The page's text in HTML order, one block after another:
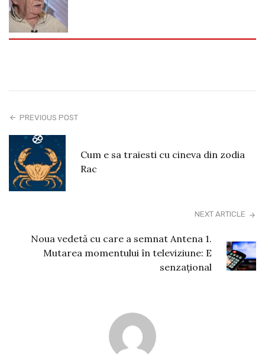
PREVIOUS POST
Cum e sa traiesti cu cineva din zodia
Rac
NEXT ARTICLE
Noua vedetă cu care a semnat Antena 1.
Mutarea momentului în televiziune: E
senzațional